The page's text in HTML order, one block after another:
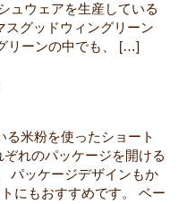
ュウェアを生産している
スグッドウィングリーン
リーンの中でも、 […]
る米粉を使ったショート
れのパッケージを開ける
パッケージデザインもか
にもおすすめです。 ベー